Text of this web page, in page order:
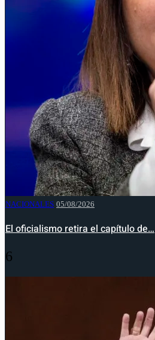
NACIONALES 05/08/2026
El oficialismo retira el capítulo de…
6